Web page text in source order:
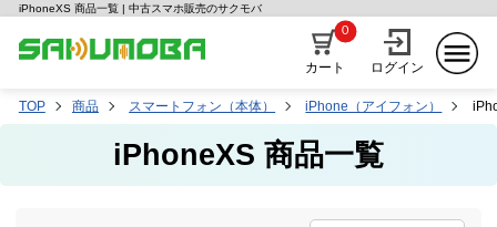
iPhoneXS 商品一覧 | 中古スマホ販売のサクモバ
カート
0
ログイン
TOP 商品 スマートフォン（本体） iPhone（アイフォン）
iPhoneXS 商品一覧